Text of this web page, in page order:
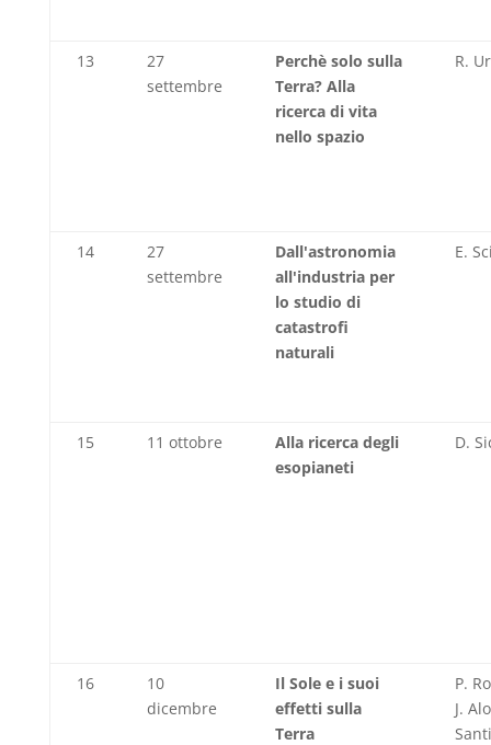
13
27
settembre
Perchè solo sulla
Terra? Alla
ricerca di vita
nello spazio
R.
14
27
settembre
Dall'astronomia
all'industria per
lo studio di
catastrofi
naturali
E.
15 11 ottobre
Alla ricerca degli
esopianeti
D.
16
10
dicembre
Il Sole e i suoi
effetti sulla
Terra
P.
J.